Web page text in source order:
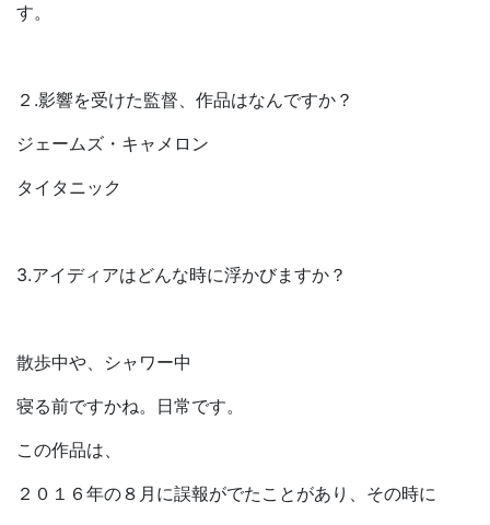
す。
２.影響を受けた監督、作品はなんですか？
ジェームズ・キャメロン
タイタニック
3.アイディアはどんな時に浮かびますか？
散歩中や、シャワー中
寝る前ですかね。日常です。
この作品は、
２０１６年の８月に誤報がでたことがあり、その時に